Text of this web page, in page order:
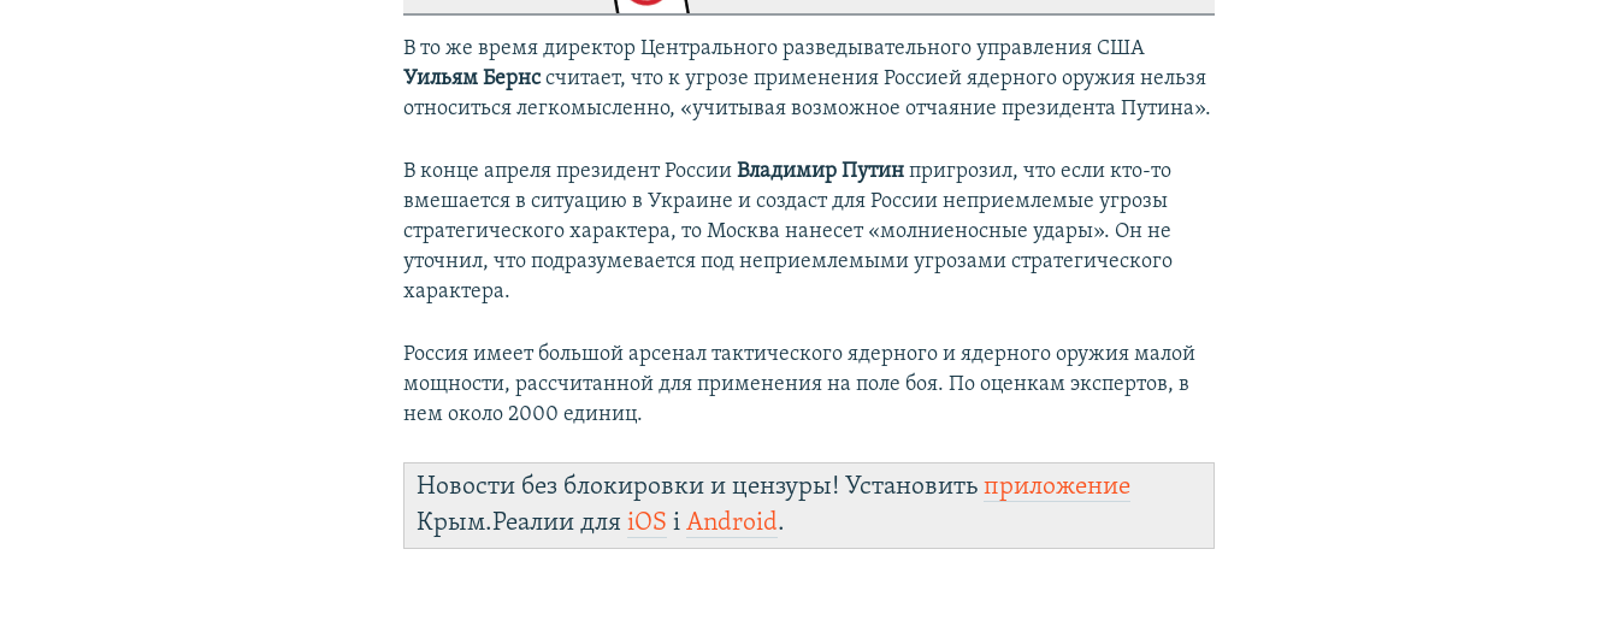
В то же время директор Центрального разведывательного управления США
Уильям Бернссчитает, что к угрозе применения Россией ядерного оружия нельзя
относиться легкомысленно, «учитывая возможное отчаяние президента Путина».
В конце апреля президент РоссииВладимир Путин пригрозил, что если кто-то
вмешается в ситуацию в Украине и создаст для России неприемлемые угрозы
стратегического характера, то Москва нанесет «молниеносные удары». Он не
уточнил, что подразумевается под неприемлемыми угрозами стратегического
характера.
Россия имеет большой арсенал тактического ядерного и ядерного оружия малой
мощности, рассчитанной для применения на поле боя. По оценкам экспертов, в
нем около 2000 единиц.
Новости без блокировки и цензуры! Установитьприложение
Крым.Реалии дляiOS іAndroid.